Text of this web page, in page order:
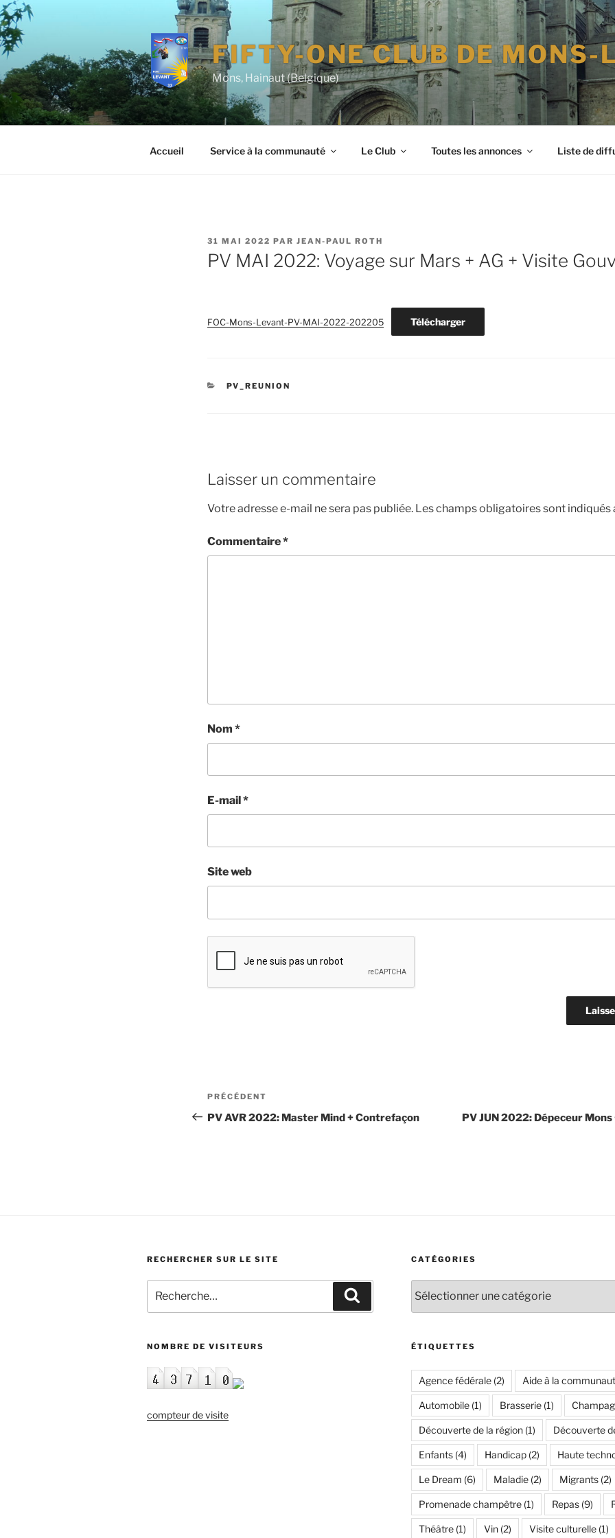
Aller
au
contenu
principal
FIFTY-ONE CLUB DE MONS-
Mons, Hainaut (Belgique)
Accueil Service à la communauté Le Club Toutes les annonces Liste de
PUBLIÉ
LE
31 MAI 2022 PAR JEAN-PAUL ROTH
PV MAI 2022: Voyage sur Mars + AG + Visite
FOC-Mons-Levant-PV-MAI-2022-202205 Télécharger
CATÉGORIES
PV_REUNION
Laisser un commentaire
Votre adresse e-mail ne sera pas publiée. Les champs obligatoires sont indiqués
Commentaire*
Nom *
E-mail*
Site web
Navigation
de
Article
précédent
PRÉCÉDENT
PV AVR 2022: Master Mind + Contrefaçon
PV JUN 2022: Dépeceur
RECHERCHER SUR LE SITE
pour
:
Recherche
NOMBRE DE VISITEURS
compteur de visite
CATÉGORIES
ÉTIQUETTES
Agence fédérale(2) Aide à la
Automobile(1) Brasserie(1)
Découverte de la région(1) Découverte
Enfants(4) Handicap(2) Haute
Le Dream (6) Maladie(2) Migrants(2)
Promenade champêtre(1) Repas(9)
Théâtre(1) Vin(2) Visite culturelle(1)